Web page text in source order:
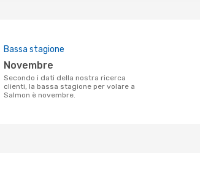
Bassa stagione
novembre
Secondo i dati della nostra ricerca
clienti, la bassa stagione per volare a
Salmon è novembre.